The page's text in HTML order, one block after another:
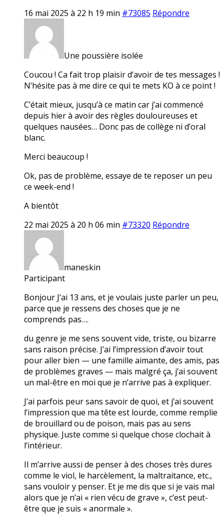
16 mai 2025 à 22 h 19 min #73085 Répondre
Une poussière isolée
Coucou ! Ca fait trop plaisir d’avoir de tes messages !
N’hésite pas à me dire ce qui te mets KO à ce point !
C’était mieux, jusqu’à ce matin car j’ai commencé
depuis hier à avoir des règles douloureuses et
quelques nausées… Donc pas de collège ni d’oral
blanc.
Merci beaucoup !
Ok, pas de problème, essaye de te reposer un peu
ce week-end !
A bientôt
22 mai 2025 à 20 h 06 min #73320 Répondre
maneskin
Participant
Bonjour J’ai 13 ans, et je voulais juste parler un peu,
parce que je ressens des choses que je ne
comprends pas….
du genre je me sens souvent vide, triste, ou bizarre
sans raison précise. J’ai l’impression d’avoir tout
pour aller bien — une famille aimante, des amis, pas
de problèmes graves — mais malgré ça, j’ai souvent
un mal-être en moi que je n’arrive pas à expliquer.
J’ai parfois peur sans savoir de quoi, et j’ai souvent
l’impression que ma tête est lourde, comme remplie
de brouillard ou de poison, mais pas au sens
physique. Juste comme si quelque chose clochait à
l’intérieur.
Il m’arrive aussi de penser à des choses très dures
comme le viol, le harcèlement, la maltraitance, etc.,
sans vouloir y penser. Et je me dis que si je vais mal
alors que je n’ai « rien vécu de grave », c’est peut-
être que je suis « anormale ».